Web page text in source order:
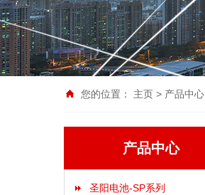
您的位置： 主页 > 产品中心
产品中心
圣阳电池-SP系列